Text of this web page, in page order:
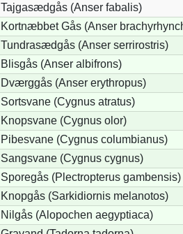
Tajgasædgås (Anser fabalis)
Kortnæbbet Gås (Anser
Tundrasædgås (Anser serrirostris)
Blisgås (Anser albifrons)
Dværggås (Anser erythropus)
Sortsvane (Cygnus atratus)
Knopsvane (Cygnus olor)
Pibesvane (Cygnus columbianus)
Sangsvane (Cygnus cygnus)
Sporegås (Plectropterus gambensis)
Knopgås (Sarkidiornis melanotos)
Nilgås (Alopochen aegyptiaca)